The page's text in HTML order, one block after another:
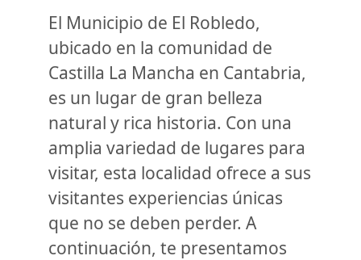
El Municipio de El Robledo,
ubicado en la comunidad de
Castilla La Mancha en Cantabria,
es un lugar de gran belleza
natural y rica historia. Con una
amplia variedad de lugares para
visitar, esta localidad ofrece a sus
visitantes experiencias únicas
que no se deben perder. A
continuación, te presentamos